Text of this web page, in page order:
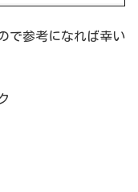
で参考になれば幸い